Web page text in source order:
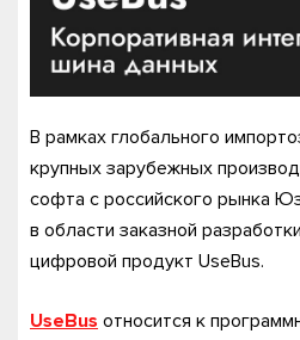
В рамках глобального
крупных зарубежных
софта с российского рынка
в области заказной
цифровой продукт UseBus.
UseBus относится к